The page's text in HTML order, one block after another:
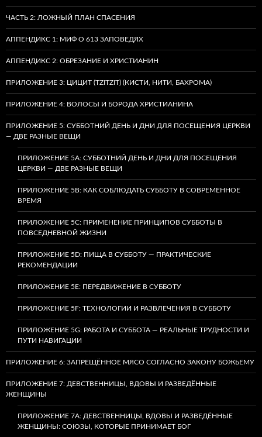
ЧАСТЬ 2: ЛОЖНЫЙ ПЛАН СПАСЕНИЯ
АППЕНДИКС 1: МИФ О 613 ЗАПОВЕДЯХ
АППЕНДИКС 2: ОБРЕЗАНИЕ И ХРИСТИАНИН
ПРИЛОЖЕНИЕ 3: ЦИЦИТ (TZITZIT) (КИСТИ, НИТИ, БАХРОМА)
ПРИЛОЖЕНИЕ 4: ВОЛОСЫ И БОРОДА ХРИСТИАНИНА
ПРИЛОЖЕНИЕ 5: СУББОТНИЙ ДЕНЬ И ДНИ ДЛЯ ПОСЕЩЕНИЯ ЦЕРКВИ
— ДВЕ РАЗНЫЕ ВЕЩИ
ПРИЛОЖЕНИЕ 5A: СУББОТНИЙ ДЕНЬ И ДНИ ДЛЯ ПОСЕЩЕНИЯ
ЦЕРКВИ — ДВЕ РАЗНЫЕ ВЕЩИ
ПРИЛОЖЕНИЕ 5B: КАК СОБЛЮДАТЬ СУББОТУ В СОВРЕМЕННОЕ
ВРЕМЯ
ПРИЛОЖЕНИЕ 5C: ПРИМЕНЕНИЕ ПРИНЦИПОВ СУББОТЫ В
ПОВСЕДНЕВНОЙ ЖИЗНИ
ПРИЛОЖЕНИЕ 5D: ПИЩА В СУББОТУ — ПРАКТИЧЕСКИЕ
РЕКОМЕНДАЦИИ
ПРИЛОЖЕНИЕ 5E: ПЕРЕДВИЖЕНИЕ В СУББОТУ
ПРИЛОЖЕНИЕ 5F: ТЕХНОЛОГИИ И РАЗВЛЕЧЕНИЯ В СУББОТУ
ПРИЛОЖЕНИЕ 5G: РАБОТА И СУББОТА — РЕАЛЬНЫЕ ТРУДНОСТИ И
ПУТИ НАВИГАЦИИ
ПРИЛОЖЕНИЕ 6: ЗАПРЕЩЁННОЕ МЯСО СОГЛАСНО ЗАКОНУ БОЖЬЕМУ
ПРИЛОЖЕНИЕ 7: ДЕВСТВЕННИЦЫ, ВДОВЫ И РАЗВЕДЁННЫЕ
ЖЕНЩИНЫ
ПРИЛОЖЕНИЕ 7А: ДЕВСТВЕННИЦЫ, ВДОВЫ И РАЗВЕДЁННЫЕ
ЖЕНЩИНЫ: СОЮЗЫ, КОТОРЫЕ ПРИНИМАЕТ БОГ